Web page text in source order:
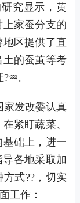
究显示，黄
家蚕分支的
区提供了直
的蚕茧等考
。
家发改委认真
紧盯蔬菜、
础上， 进一
各地采取加
式??，切实
工作：